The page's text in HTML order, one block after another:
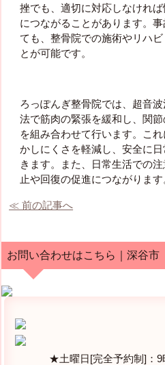
挫でも、適切に対応しなけれ
につながることがあります。
ても、整骨院での施術やリハ
とが可能です。
ろっぽんぎ整骨院では、超音
法で筋肉の緊張を緩和し、関
を組み合わせて行います。こ
かしにくさを軽減し、安全に
きます。また、日常生活での
止や回復の促進につながります
≪ 前の記事へ
お問い合わせはこちら｜深谷
★土曜日[完全予約制]：9